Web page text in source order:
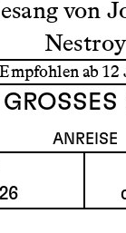
von
Nestroy
Empfohlenab 12
GROSSES
ANREISE